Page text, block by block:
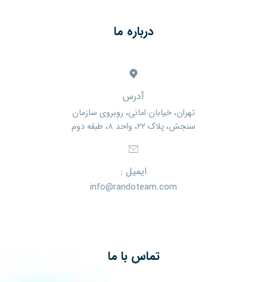
درباره ما
آدرس
تهران، خیابان امانی، روبروی سازمان
سنجش، پلاک ۲۲، واحد ۸، طبقه دوم
ایمیل :
info@randoteam.com
تماس با ما